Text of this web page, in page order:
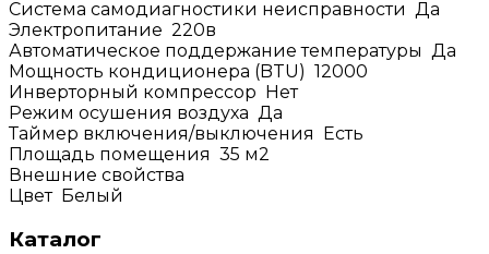
Система самодиагностики неисправности Да
Электропитание 220в
Автоматическое поддержание температуры Да
Мощность кондиционера (BTU) 12000
Инверторный компрессор
Нет
Режим осушения воздуха Да
Таймер включения/выключения
Есть
Площадь помещения 35 м2
Внешние свойства
Цвет Белый
Каталог